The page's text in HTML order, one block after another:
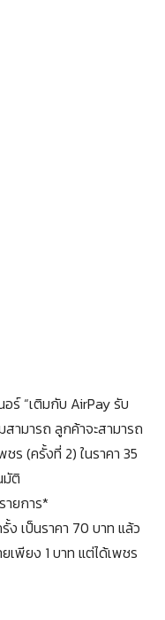
ร์ “เติมกับ AirPay รับ
สามารถ ลูกค้าจะสามารถ
ร (ครั้งที่ 2) ในราคา 35
มัติ
ายการ*
ง เป็นราคา 70 บาท แล้ว
เพียง 1 บาท แต่ได้เพชร